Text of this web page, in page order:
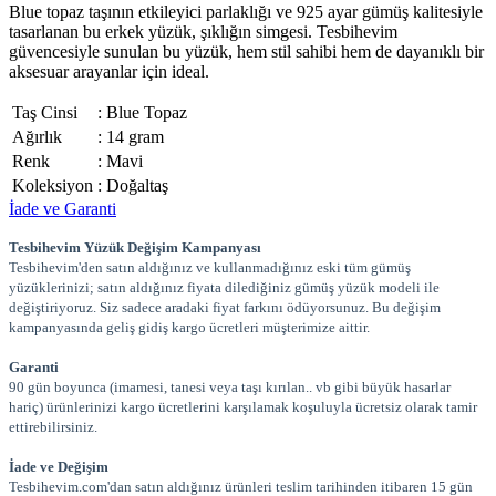
Blue topaz taşının etkileyici parlaklığı ve 925 ayar gümüş kalitesiyle
tasarlanan bu erkek yüzük, şıklığın simgesi. Tesbihevim
güvencesiyle sunulan bu yüzük, hem stil sahibi hem de dayanıklı bir
aksesuar arayanlar için ideal.
Taş Cinsi : Blue Topaz
Ağırlık
: 14 gram
Renk
: Mavi
Koleksiyon : Doğaltaş
İade ve Garanti
Tesbihevim Yüzük Değişim Kampanyası
Tesbihevim'den satın aldığınız ve kullanmadığınız eski tüm gümüş
yüzüklerinizi; satın aldığınız fiyata dilediğiniz gümüş yüzük modeli ile
değiştiriyoruz. Siz sadece aradaki fiyat farkını ödüyorsunuz. Bu değişim
kampanyasında geliş gidiş kargo ücretleri müşterimize aittir.
Garanti
90 gün boyunca (imamesi, tanesi veya taşı kırılan.. vb gibi büyük hasarlar
hariç) ürünlerinizi kargo ücretlerini karşılamak koşuluyla ücretsiz olarak tamir
ettirebilirsiniz.
İade ve Değişim
Tesbihevim.com'dan satın aldığınız ürünleri teslim tarihinden itibaren 15 gün